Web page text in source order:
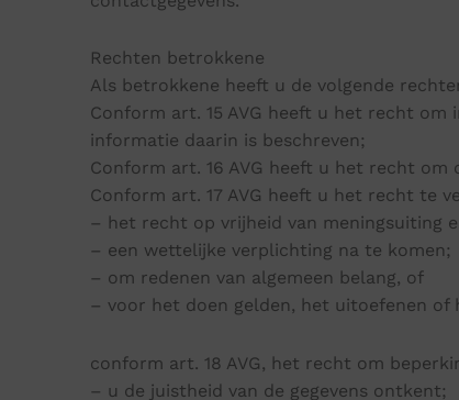
Rechten betrokkene
Als betrokkene heeft u de volgende
Conform art. 15 AVG heeft u het recht
informatie daarin is beschreven;
Conform art. 16 AVG heeft u het recht
Conform art. 17 AVG heeft u het recht te
– het recht op vrijheid van meningsuiting
– een wettelijke verplichting na te komen;
– om redenen van algemeen belang, of
– voor het doen gelden, het uitoefenen of
conform art. 18 AVG, het recht om
– u de juistheid van de gegevens ontkent;